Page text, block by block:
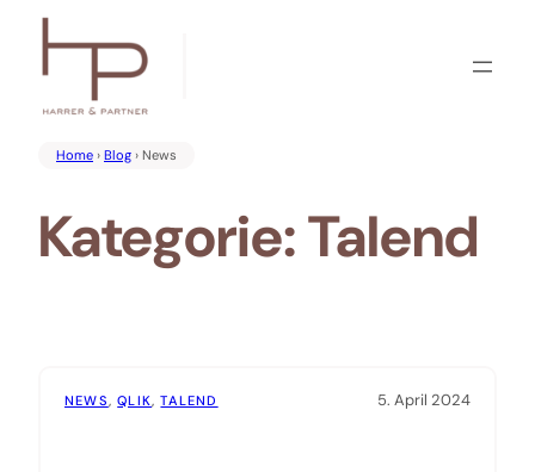
Inhalt
springen
Home › Blog › News
Kategorie:Talend
NEWS, QLIK, TALEND 5. April 2024